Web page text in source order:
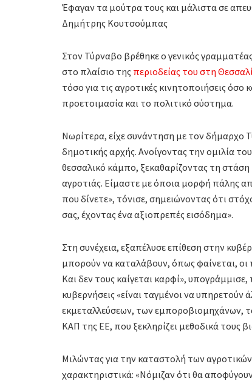
Έφαγαν τα μούτρα τους και μάλιστα σε
Δημήτρης Κουτσούμπας
Στον Τύρναβο βρέθηκε ο γενικός
στο πλαίσιο της περιοδείας του στη
τόσο για τις αγροτικές κινητοποιήσεις όσο
προετοιμασία και το πολιτικό σύστημα.
Νωρίτερα, είχε συνάντηση με τον δήμαρχο
δημοτικής αρχής. Ανοίγοντας την ομιλία
θεσσαλικό κάμπο, ξεκαθαρίζοντας τη
αγροτιάς. Είμαστε με όποια μορφή πάλης
που δίνετε», τόνισε, σημειώνοντας ότι
σας, έχοντας ένα αξιοπρεπές εισόδημα».
Στη συνέχεια, εξαπέλυσε επίθεση στην
μπορούν να καταλάβουν, όπως φαίνεται,
Και δεν τους καίγεται καρφί»,
κυβερνήσεις «είναι ταγμένοι να
εκμεταλλεύσεων, των εμποροβιομηχάνων,
ΚΑΠ της ΕΕ, που ξεκληρίζει μεθοδικά τους
Μιλώντας για την καταστολή των
χαρακτηριστικά: «Νόμιζαν ότι θα